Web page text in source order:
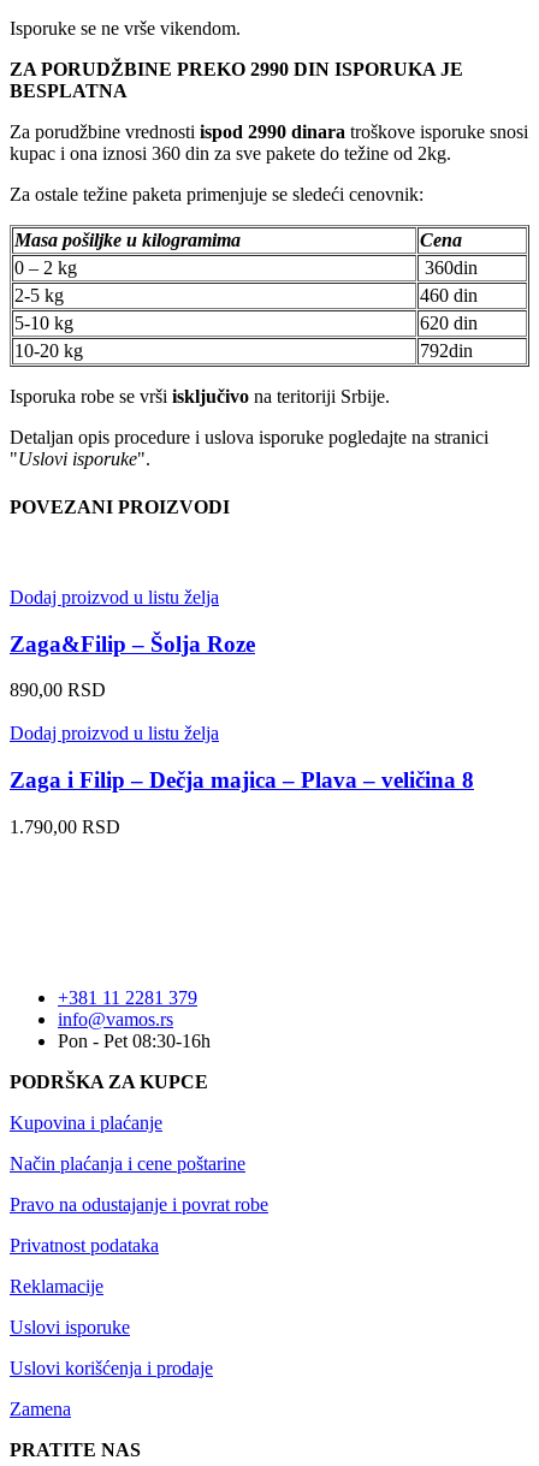
Isporuke se ne vrše vikendom.
ZA PORUDŽBINE PREKO 2990 DIN ISPORUKA JE
BESPLATNA
Za porudžbine vrednosti ispod 2990 dinara troškove isporuke snosi
kupac i ona iznosi 360 din za sve pakete do težine od 2kg.
Za ostale težine paketa primenjuje se sledeći cenovnik:
Masa pošiljke u kilogramima
Cena
0 – 2 kg
360din
2-5 kg
460 din
5-10 kg
620 din
10-20 kg
792din
Isporuka robe se vrši isključivo na teritoriji Srbije.
Detaljan opis procedure i uslova isporuke pogledajte na stranici
"Uslovi isporuke".
POVEZANI PROIZVODI
Dodaj proizvod u listu želja
Zaga&Filip – Šolja Roze
890,00 RSD
Dodaj proizvod u listu želja
Zaga i Filip – Dečja majica – Plava – veličina 8
1.790,00 RSD
+381 11 2281 379
info@vamos.rs
Pon - Pet 08:30-16h
PODRŠKA ZA KUPCE
Kupovina i plaćanje
Način plaćanja i cene poštarine
Pravo na odustajanje i povrat robe
Privatnost podataka
Reklamacije
Uslovi isporuke
Uslovi korišćenja i prodaje
Zamena
PRATITE NAS